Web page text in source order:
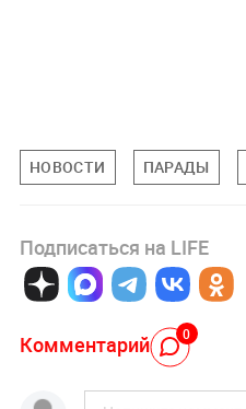
НОВОСТИ ПАРАДЫ
Подписаться на LIFE
Комментарий 0